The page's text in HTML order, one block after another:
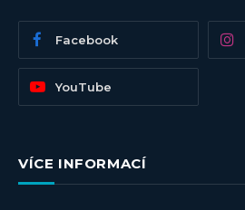
Facebook
YouTube
VÍCE INFORMACÍ